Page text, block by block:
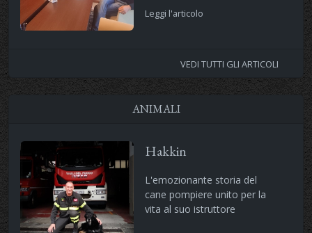
Leggi l'articolo
VEDI TUTTI GLI ARTICOLI
ANIMALI
Hakkin
L'emozionante storia del
cane pompiere unito per la
vita al suo istruttore